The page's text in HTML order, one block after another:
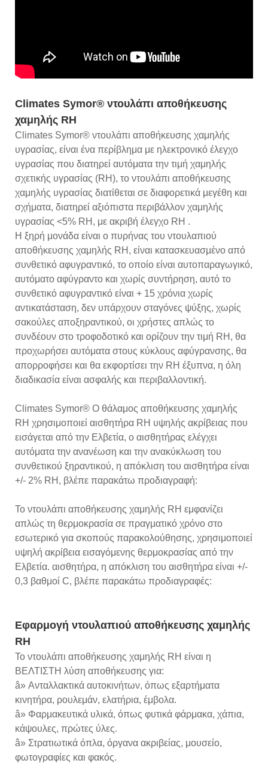
Climates Symor® ντουλάπι αποθήκευσης
χαμηλής RH
Climates Symor® ντουλάπι αποθήκευσης χαμηλής
υγρασίας, είναι ένα περίβλημα με ηλεκτρονικό έλεγχο
υγρασίας που διατηρεί αυτόματα την τιμή χαμηλής
σχετικής υγρασίας (RH), το ντουλάπι αποθήκευσης
χαμηλής υγρασίας διατίθεται σε διαφορετικά μεγέθη και
σχήματα, διατηρεί αξιόπιστα περιβάλλον χαμηλής
υγρασίας <5% RH, με ακριβή έλεγχο RH .
Η ξηρή μονάδα είναι ο πυρήνας του ντουλαπιού
αποθήκευσης χαμηλής RH, είναι κατασκευασμένο από
συνθετικό αφυγραντικό, το οποίο είναι αυτοπαραγωγικό,
αυτόματο αφύγραντο και χωρίς συντήρηση, αυτό το
συνθετικό αφυγραντικό είναι + 15 χρόνια χωρίς
αντικατάσταση, δεν υπάρχουν σταγόνες ψύξης, χωρίς
σακούλες αποξηραντικού, οι χρήστες απλώς το
συνδέουν στο τροφοδοτικό και ορίζουν την τιμή RH, θα
προχωρήσει αυτόματα στους κύκλους αφύγρανσης, θα
απορροφήσει και θα εκφορτίσει την RH έξυπνα, η όλη
διαδικασία είναι ασφαλής και περιβαλλοντική.
Climates Symor® Ο θάλαμος αποθήκευσης χαμηλής
RH χρησιμοποιεί αισθητήρα RH υψηλής ακρίβειας που
εισάγεται από την Ελβετία, ο αισθητήρας ελέγχει
αυτόματα την ανανέωση και την ανακύκλωση του
συνθετικού ξηραντικού, η απόκλιση του αισθητήρα είναι
+/- 2% RH, βλέπε παρακάτω προδιαγραφή:
Το ντουλάπι αποθήκευσης χαμηλής RH εμφανίζει
απλώς τη θερμοκρασία σε πραγματικό χρόνο στο
εσωτερικό για σκοπούς παρακολούθησης, χρησιμοποιεί
υψηλή ακρίβεια εισαγόμενης θερμοκρασίας από την
Ελβετία. αισθητήρα, η απόκλιση του αισθητήρα είναι +/-
0,3 βαθμοί C, βλέπε παρακάτω προδιαγραφές:
Εφαρμογή ντουλαπιού αποθήκευσης χαμηλής
RH
Το ντουλάπι αποθήκευσης χαμηλής RH είναι η
ΒΕΛΤΙΣΤΗ λύση αποθήκευσης για:
â» Ανταλλακτικά αυτοκινήτων, όπως εξαρτήματα
κινητήρα, ρουλεμάν, ελατήρια, έμβολα.
â» Φαρμακευτικά υλικά, όπως φυτικά φάρμακα, χάπια,
κάψουλες, πρώτες ύλες.
â» Στρατιωτικά όπλα, όργανα ακριβείας, μουσείο,
φωτογραφίες και φακός.